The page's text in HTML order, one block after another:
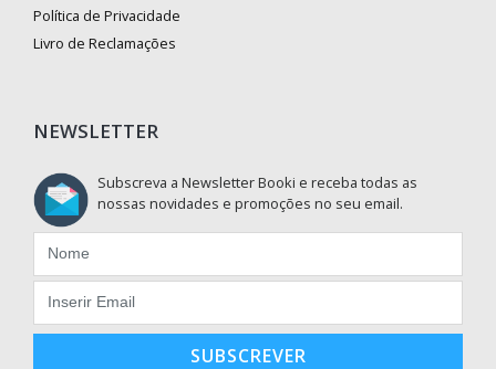
Política de Privacidade
Livro de Reclamações
NEWSLETTER
Subscreva a Newsletter Booki e receba todas as
nossas novidades e promoções no seu email.
SUBSCREVER